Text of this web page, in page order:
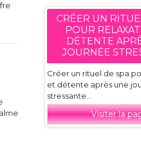
CRÉER UN
POUR
DÉTENTE
JOURNÉE
Créer un rituel de spa
et détente après une
stressante...
Visiter la